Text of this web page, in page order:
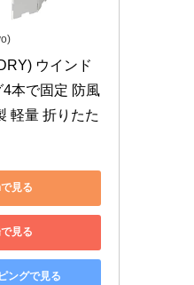
ウインド
4本で固定 防風
軽量 折りたた
見る
見る
ングで見る